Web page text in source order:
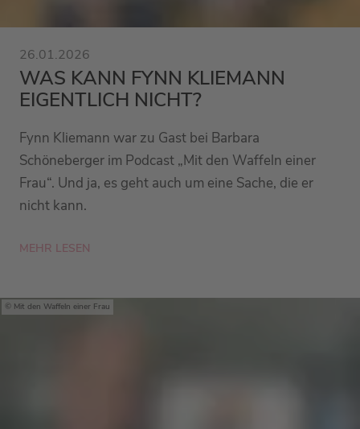
26.01.2026
WAS KANN FYNN KLIEMANN
EIGENTLICH NICHT?
Fynn Kliemann war zu Gast bei Barbara
Schöneberger im Podcast „Mit den Waffeln einer
Frau“. Und ja, es geht auch um eine Sache, die er
nicht kann.
MEHR LESEN
Mit den Waffeln einer Frau